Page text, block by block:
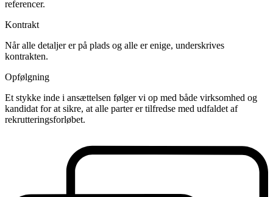
referencer.
Kontrakt
Når alle detaljer er på plads og alle er enige, underskrives
kontrakten.
Opfølgning
Et stykke inde i ansættelsen følger vi op med både virksomhed og
kandidat for at sikre, at alle parter er tilfredse med udfaldet af
rekrutteringsforløbet.